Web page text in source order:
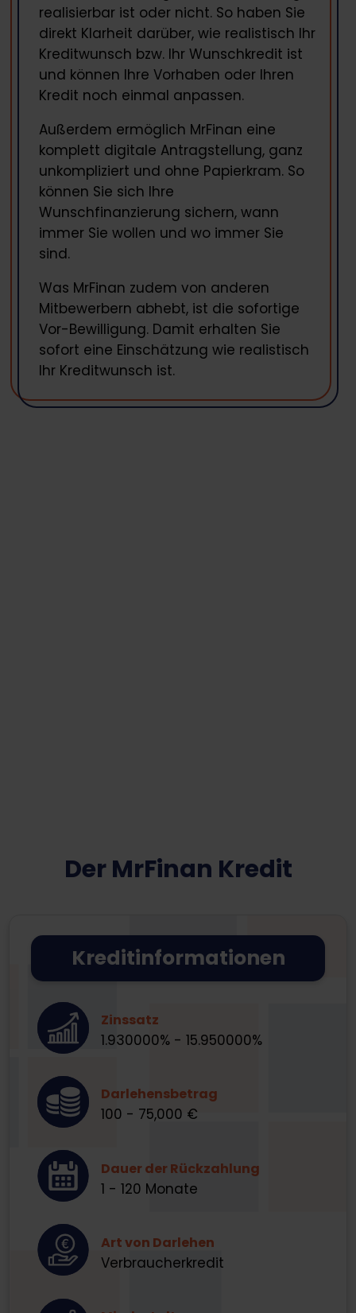
realisierbar ist oder nicht. So haben Sie
direkt Klarheit darüber, wie realistisch Ihr
Kreditwunsch bzw. Ihr Wunschkredit ist
und können Ihre Vorhaben oder Ihren
Kredit noch einmal anpassen.
Außerdem ermöglich MrFinan eine
komplett digitale Antragstellung, ganz
unkompliziert und ohne Papierkram. So
können Sie sich Ihre
Wunschfinanzierung sichern, wann
immer Sie wollen und wo immer Sie
sind.
Was MrFinan zudem von anderen
Mitbewerbern abhebt, ist die sofortige
Vor-Bewilligung. Damit erhalten Sie
sofort eine Einschätzung wie realistisch
Ihr Kreditwunsch ist.
Der MrFinan Kredit
Kreditinformationen
Zinssatz
1.930000% - 15.950000%
Darlehensbetrag
100 - 75,000 €
Dauer der Rückzahlung
1 - 120 Monate
Art von Darlehen
Verbraucherkredit